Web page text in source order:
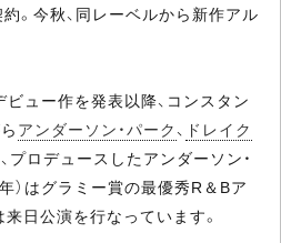
。今秋、同レーベルから新作アル
ュー作を発表以降、コンスタン
アンダーソン・パーク 、 ドレイク
プロデュースしたアンダーソン・
）はグラミー賞の最優秀R＆Bア
日公演を行なっています。